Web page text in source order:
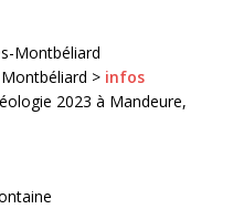
Montbéliard
> infos
2023 à Mandeure,